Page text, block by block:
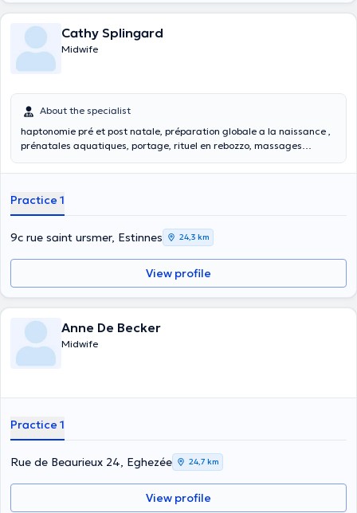
Cathy Splingard
Midwife
About the specialist
haptonomie pré et post natale, préparation globale a la naissance ,
prénatales aquatiques, portage, rituel en rebozzo, massages
Practice 1
9c rue saint ursmer, Estinnes 24,3 km
View profile
Anne De Becker
Midwife
Practice 1
Rue de Beaurieux 24, Eghezée 24,7 km
View profile